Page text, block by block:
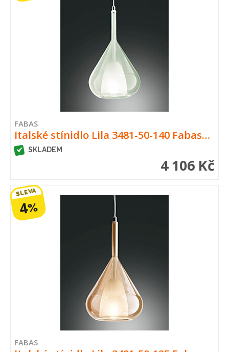
FABAS
Italské stínidlo Lila 3481-50-140 Fabas…
SKLADEM
4 106 Kč
SLEVA
4%
FABAS